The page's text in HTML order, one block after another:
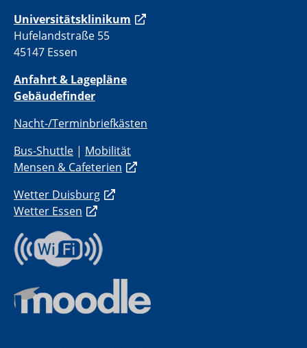
Universitätsklinikum
Hufelandstraße 55
45147 Essen
Anfahrt & Lagepläne
Gebäudefinder
Nacht-/Terminbriefkästen
Bus-Shuttle | Mobilität
Mensen & Cafeterien
Wetter Duisburg
Wetter Essen